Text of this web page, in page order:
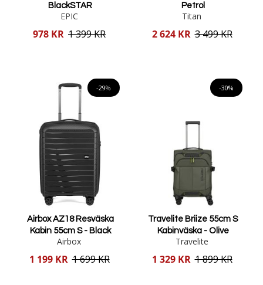
BlackSTAR
EPIC
Reducerat
978 KR 1 399 KR
Petrol
Titan
Reducerat
2 624 KR 3 499 KR
-29%
Airbox AZ18 Resväska
Kabin 55cm S - Black
Airbox
Reducerat
1 199 KR 1 699 KR
-30%
Travelite Briize 55cm S
Kabinväska - Olive
Travelite
Reducerat
1 329 KR 1 899 KR